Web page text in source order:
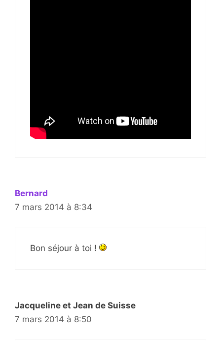
Bernard
7 mars 2014 à 8:34
Bon séjour à toi !
Jacqueline et Jean de Suisse
7 mars 2014 à 8:50